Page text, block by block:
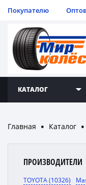
Покупателю
КАТАЛОГ
Главная ● Каталог ●
ПРОИЗВОДИТЕЛИ
TOYOTA (10326)